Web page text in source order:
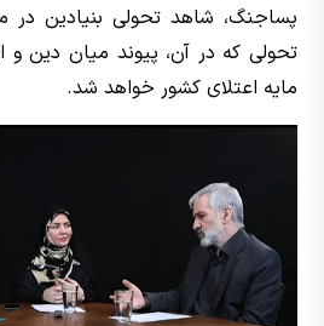
پساجنگ، شاهد تحولی بنیادین در
تحولی که در آن، پیوند میان دین
مایه اعتلای کشور خواهد شد.